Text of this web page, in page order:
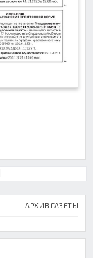
АРХИВ ГАЗЕТЫ